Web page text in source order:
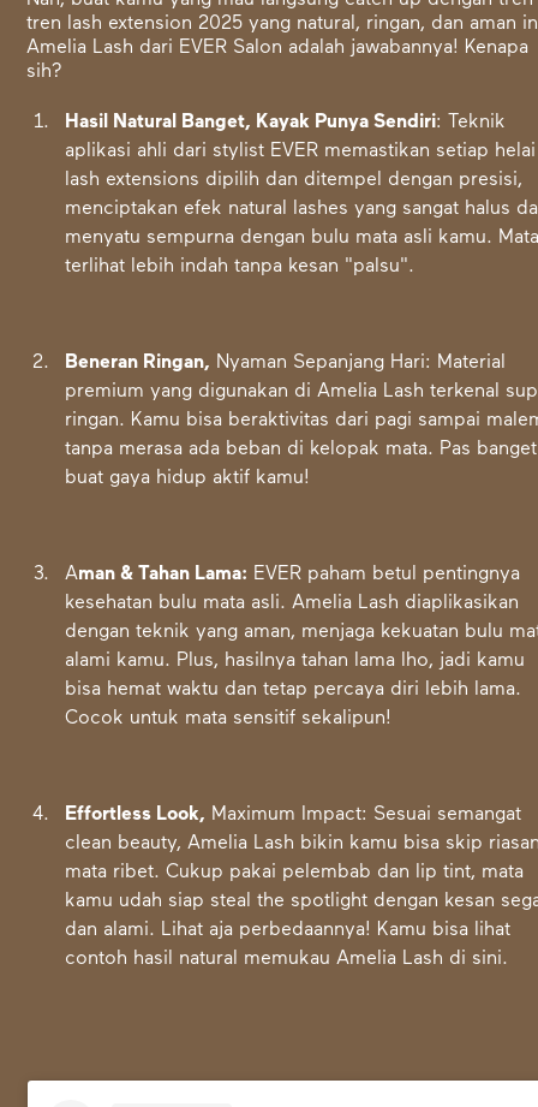
tren lash extension 2025 yang natural, ringan, dan aman
Amelia Lash dari EVER Salon adalah jawabannya! Kenapa
sih?
Hasil Natural Banget, Kayak Punya Sendiri: Teknik
aplikasi ahli dari stylist EVER memastikan setiap helai
lash extensions dipilih dan ditempel dengan presisi,
menciptakan efek natural lashes yang sangat halus
menyatu sempurna dengan bulu mata asli kamu.
terlihat lebih indah tanpa kesan "palsu".
Beneran Ringan, Nyaman Sepanjang Hari: Material
premium yang digunakan di Amelia Lash terkenal
ringan. Kamu bisa beraktivitas dari pagi sampai
tanpa merasa ada beban di kelopak mata. Pas banget
buat gaya hidup aktif kamu!
Aman & Tahan Lama: EVER paham betul pentingnya
kesehatan bulu mata asli. Amelia Lash diaplikasikan
dengan teknik yang aman, menjaga kekuatan bulu
alami kamu. Plus, hasilnya tahan lama lho, jadi kamu
bisa hemat waktu dan tetap percaya diri lebih lama.
Cocok untuk mata sensitif sekalipun!
Effortless Look, Maximum Impact: Sesuai semangat
clean beauty, Amelia Lash bikin kamu bisa skip
mata ribet. Cukup pakai pelembab dan lip tint, mata
kamu udah siap steal the spotlight dengan kesan
dan alami. Lihat aja perbedaannya! Kamu bisa lihat
contoh hasil natural memukau Amelia Lash di sini.